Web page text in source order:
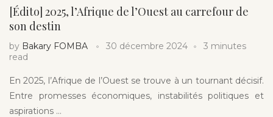
[Édito] 2025, l’Afrique de l’Ouest au carrefour de
son destin
by Bakary FOMBA 30 décembre 2024
3 minutes
read
En 2025, l’Afrique de l’Ouest se trouve à un tournant décisif.
Entre promesses économiques, instabilités politiques et
aspirations …